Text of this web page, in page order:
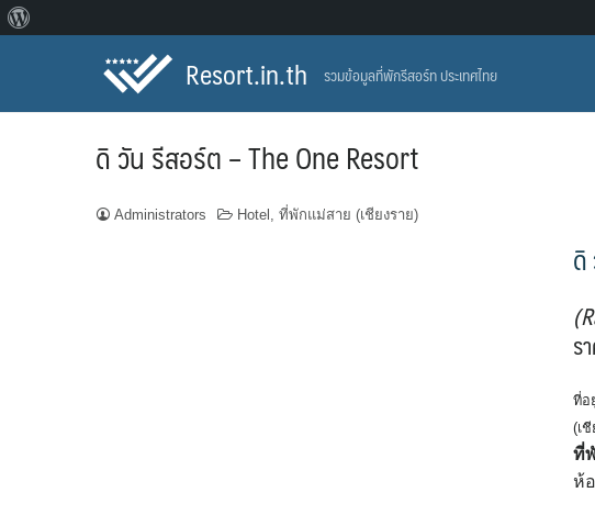
Resort.in.th รวมข้อมูลที่พักรีสอร์ท ประเทศไทย
ดิ วัน รีสอร์ต – The One Resort
Administrators Hotel , ที่พักแม่สาย (เชียงราย)
ดิ
ร
ที่อ
(เ
ที่
ห้